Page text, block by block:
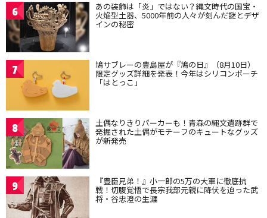
6 あの装飾は「炎」ではない？縄文時代の国宝・
火焔型土器、5000年前の人々が刻んだ謎とデザ
インの秘密
7 鳩サブレーの豊島屋が『鳩の日』（8月10日）
限定グッズ詳細を発表！今年はシリコンポーチ
「はとっこ」
8 土偶なりきりパーカーも！青森の縄文遺跡群で
発掘された土偶がモチーフのキュートなグッズ
が新発売
9 『豊臣兄弟！』小一郎の5万の大軍に徹底抗
戦！切腹覚悟で長宗我部元親に降伏を迫った武
将・谷忠澄の生涯